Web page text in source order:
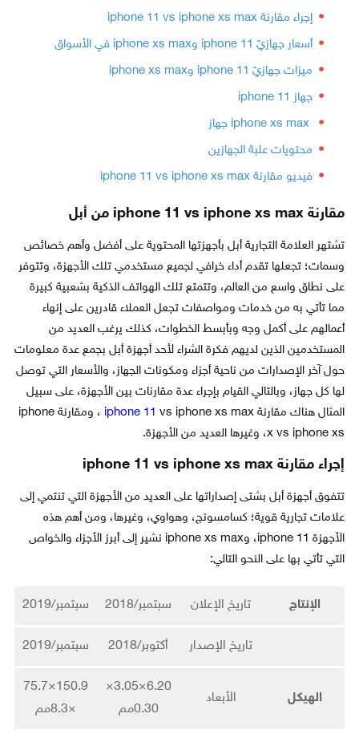
إجراء مقارنة iphone 11 vs iphone xs max
أسعار جهازيّ iphone 11 وiphone xs max في الأسواق
ميزات جهازيّ iphone 11 وiphone xs max
جهاز iphone 11
محتويات علبة الجهازين
فيديو مقارنة iphone 11 vs iphone xs max
مقارنة iphone 11 vs iphone xs max من أبل
تشتهر العلامة التجارية أبل بأجهزتها المحتوية على أفضل وأهم خصائص
وسمات؛ تجعلها تقدم أداء خرافي لجميع مستخدمي تلك الأجهزة، وتتوفر
على نطاق واسع من العالم، وتتمتع تلك الهواتف الذكية بشعبية كبيرة
مما تأتي به من خدمات ومواصفات تجعل العملاء قادرين على إنهاء
أعمالهم على أكمل وجه وبأبسط الخطوات، كذلك يرغب العديد من
المستخدمين الذين لديهم فكرة الشراء لأحد أجهزة أبل بجمع عدة معلومات
حول آخر الإصدارات من ناحية أجزاء ومكونات الجهاز، والأسعار التي توصل
لها كل جهاز، وبالتالي القيام بإجراء عدة مقارنات بين الأجهزة، على سبيل
المثال هناك مقارنة
iphone 11
vs iphone xs max ، ومقارنة iphone
x vs iphone xs، وغيرها العديد من الأجهزة.
إجراء مقارنة iphone 11 vs iphone xs max
تتفوق أجهزة أبل بشتى إصداراتها على العديد من الأجهزة التي تنتمي إلى
علامات تجارية قوية؛ كسامسونج، وهواوي، وغيرها، ومن أهم هذه
الأجهزة iphone 11، وiphone xs max نشير إلى أبرز الأجزاء والخواص
التي تأتي بها على النحو التالي:
الإنتاج تاريخ الإعلان سبتمبر/2018 سبتمبر/2019
تاريخ الإصدار أكتوبر/2018 سبتمبر/2019
الهيكل الأبعاد
6.20×3.05×
0.30مم
150.9×75.7
×8.3مم